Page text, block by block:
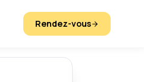
Rendez-vous